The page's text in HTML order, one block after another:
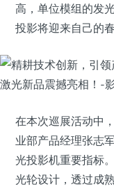
高，单位模组的发
投影将迎来自己的春
在本次巡展活动中
业部产品经理张志
光投影机重要指标
光轮设计，透过成